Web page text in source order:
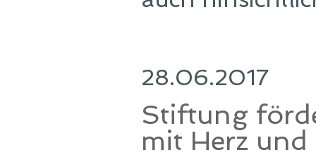
28.06.2017
Stiftung
mit Herz und